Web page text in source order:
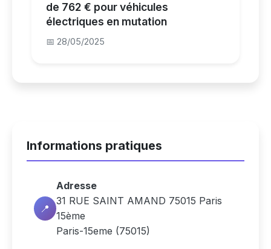
de 762 € pour véhicules
électriques en mutation
📅 28/05/2025
Informations pratiques
📍
Adresse
31 RUE SAINT AMAND 75015 Paris
15ème
Paris-15eme (75015)